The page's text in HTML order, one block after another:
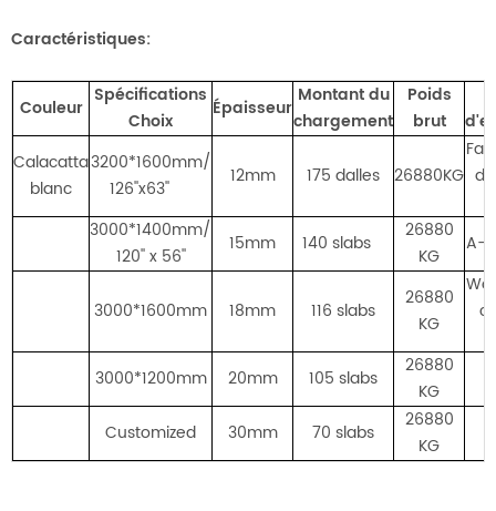
Caractéristiques:
Couleur
Spécifications
Choix
Épaisseur
Montant du
chargement
Poids
brut
Calacatta
blanc
3200*1600mm/
126''x63''
12mm 175 dalles 26880KG
3000*1400mm/
120'' x 56''
15mm 140 slabs
26880
KG
A-
3000*1600mm 18mm 116 slabs
26880
KG
3000*1200mm 20mm 105 slabs
26880
KG
Customized
30mm 70 slabs
26880
KG